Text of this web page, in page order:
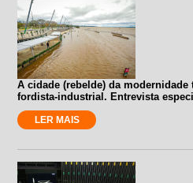
A cidade (rebelde) da
fordista-industrial. Entrevista
LER MAIS